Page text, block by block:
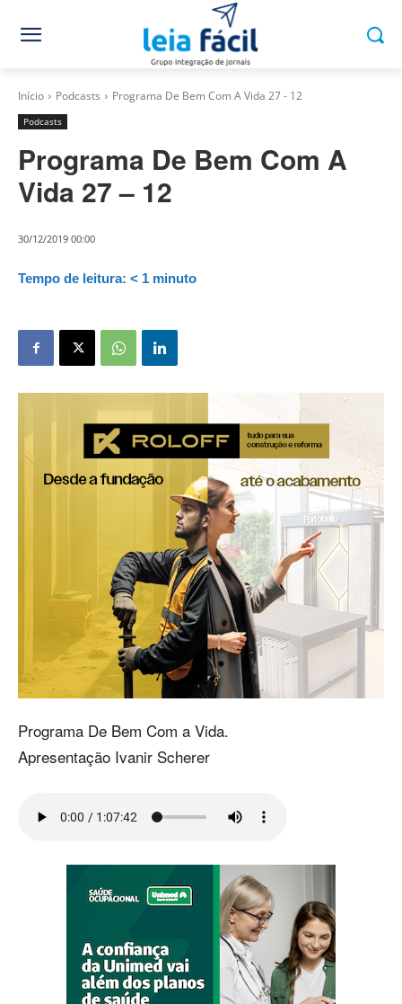
Início Podcasts Programa De Bem Com A Vida 27 - 12
Podcasts
Programa De Bem Com A
Vida 27 – 12
30/12/2019 00:00
Tempo de leitura: < 1 minuto
Programa De Bem Com a Vida.
Apresentação Ivanir Scherer